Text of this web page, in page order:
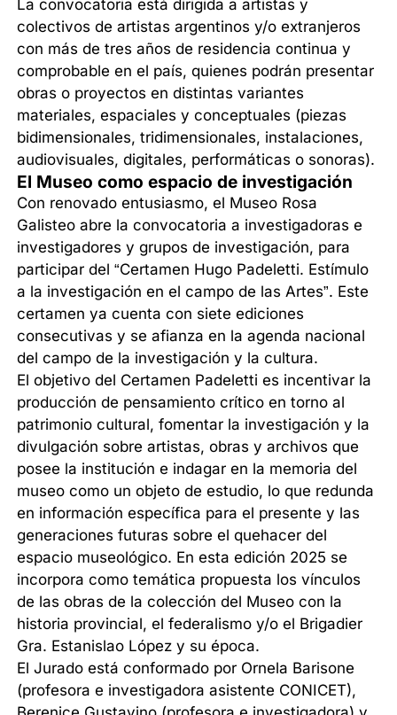
La convocatoria está dirigida a artistas y
colectivos de artistas argentinos y/o extranjeros
con más de tres años de residencia continua y
comprobable en el país, quienes podrán presentar
obras o proyectos en distintas variantes
materiales, espaciales y conceptuales (piezas
bidimensionales, tridimensionales, instalaciones,
audiovisuales, digitales, performáticas o sonoras).
El Museo como espacio de investigación
Con renovado entusiasmo, el Museo Rosa
Galisteo abre la convocatoria a investigadoras e
investigadores y grupos de investigación, para
participar del “Certamen Hugo Padeletti. Estímulo
a la investigación en el campo de las Artes”. Este
certamen ya cuenta con siete ediciones
consecutivas y se afianza en la agenda nacional
del campo de la investigación y la cultura.
El objetivo del Certamen Padeletti es incentivar la
producción de pensamiento crítico en torno al
patrimonio cultural, fomentar la investigación y la
divulgación sobre artistas, obras y archivos que
posee la institución e indagar en la memoria del
museo como un objeto de estudio, lo que redunda
en información específica para el presente y las
generaciones futuras sobre el quehacer del
espacio museológico. En esta edición 2025 se
incorpora como temática propuesta los vínculos
de las obras de la colección del Museo con la
historia provincial, el federalismo y/o el Brigadier
Gra. Estanislao López y su época.
El Jurado está conformado por Ornela Barisone
(profesora e investigadora asistente CONICET),